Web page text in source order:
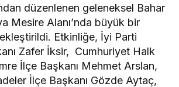
düzenlenen geleneksel Bahar
Mesire Alanı’nda büyük bir
Etkinliğe, İyi Parti
Zafer İksir, Cumhuriyet Halk
İlçe Başkanı Mehmet Arslan,
İlçe Başkanı Gözde Aytaç,